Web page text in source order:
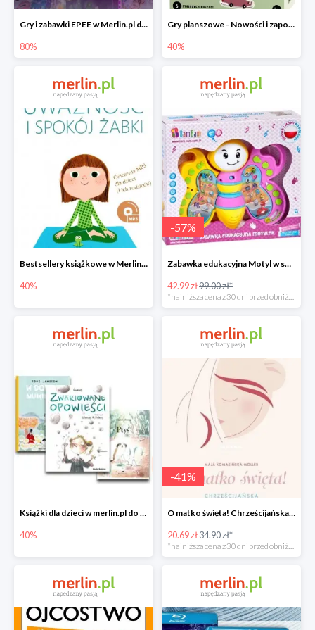
Gry i zabawki EPEE w Merlin.pl do -80%
80%
Gry planszowe - Nowości i zapowiedzi w Merlin.pl do -40%
40%
Bestsellery książkowe w Merlin.pl do -40%
40%
-57%
Zabawka edukacyjna Motyl w super cenie
42.99 zł99.00 zł*
Książki dla dzieci w merlin.pl do -40%
40%
-41%
O matko święta! Chrześcijańska mama od A do Z -41%
20.69 zł34.90 zł*
*najniższa cena z 30 dni przed obniżką